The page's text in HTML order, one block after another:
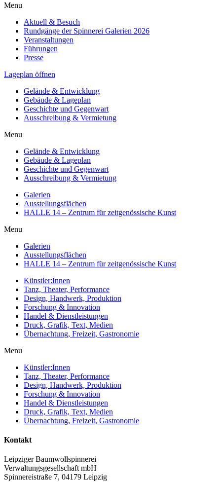
Menu
Aktuell & Besuch
Rundgänge der Spinnerei Galerien 2026
Veranstaltungen
Führungen
Presse
Lageplan öffnen
Gelände & Entwicklung
Gebäude & Lageplan
Geschichte und Gegenwart
Ausschreibung & Vermietung
Menu
Gelände & Entwicklung
Gebäude & Lageplan
Geschichte und Gegenwart
Ausschreibung & Vermietung
Galerien
Ausstellungsflächen
HALLE 14 – Zentrum für zeitgenössische Kunst
Menu
Galerien
Ausstellungsflächen
HALLE 14 – Zentrum für zeitgenössische Kunst
Künstler:Innen
Tanz, Theater, Performance
Design, Handwerk, Produktion
Forschung & Innovation
Handel & Dienstleistungen
Druck, Grafik, Text, Medien
Übernachtung, Freizeit, Gastronomie
Menu
Künstler:Innen
Tanz, Theater, Performance
Design, Handwerk, Produktion
Forschung & Innovation
Handel & Dienstleistungen
Druck, Grafik, Text, Medien
Übernachtung, Freizeit, Gastronomie
Kontakt
Leipziger Baumwollspinnerei
Verwaltungsgesellschaft mbH
Spinnereistraße 7, 04179 Leipzig